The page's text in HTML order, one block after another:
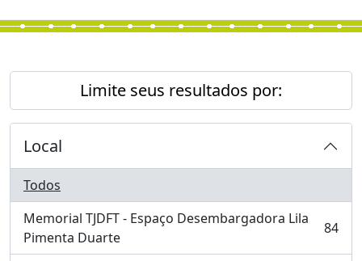
Limite seus resultados por:
Local
Todos
Memorial TJDFT - Espaço Desembargadora Lila
Pimenta Duarte
, 84 resultados 84